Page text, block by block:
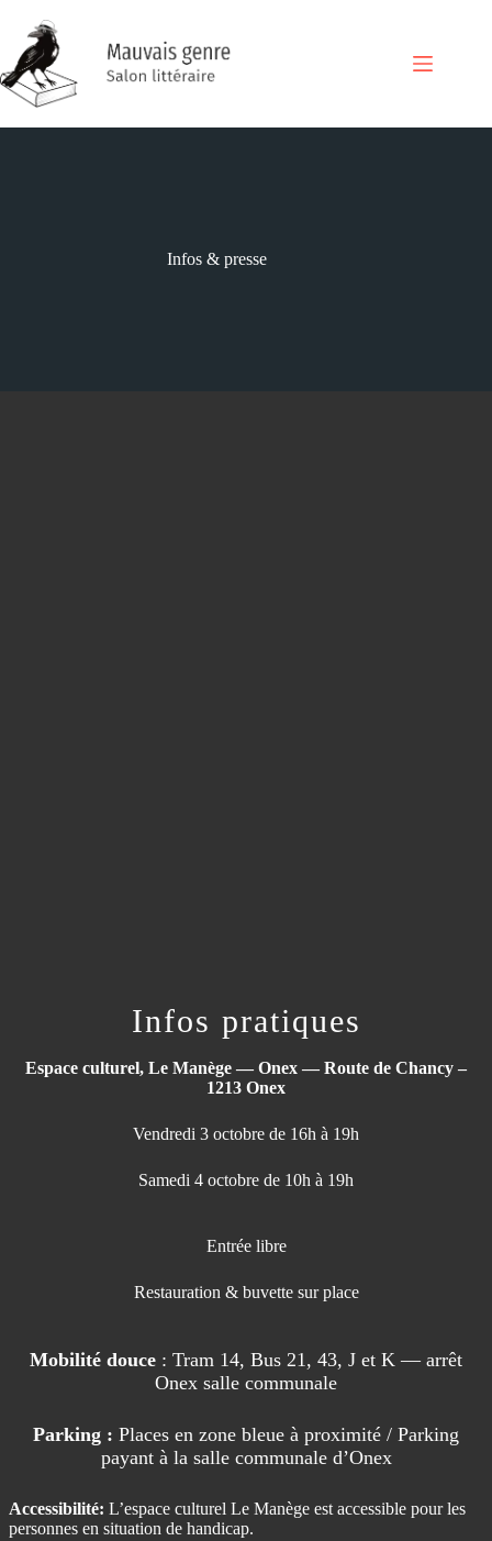
contenu
Infos & presse
Infos pratiques
Espace culturel, Le Manège — Onex — Route de Chancy –
1213 Onex
Vendredi 3 octobre de 16h à 19h
Samedi 4 octobre de 10h à 19h
Entrée libre
Restauration & buvette sur place
Mobilité douce : Tram 14, Bus 21, 43, J et K — arrêt
Onex salle communale
Parking : Places en zone bleue à proximité / Parking
payant à la salle communale d’Onex
Accessibilité: L’espace culturel Le Manège est accessible pour les
personnes en situation de handicap.